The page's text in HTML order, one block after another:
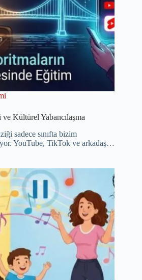
Kültürel Yabancılaşma
sadece sınıfta bizim
YouTube, TikTok ve arkadaş…